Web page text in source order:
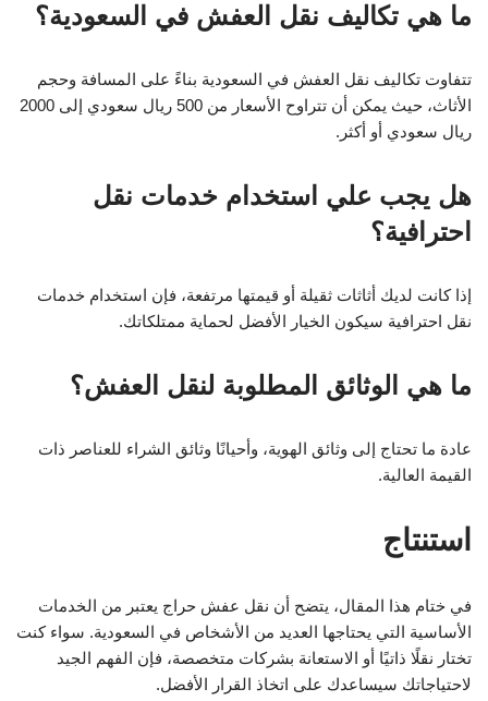
ما هي تكاليف نقل العفش في السعودية؟
تتفاوت تكاليف نقل العفش في السعودية بناءً على المسافة وحجم
الأثاث، حيث يمكن أن تتراوح الأسعار من 500 ريال سعودي إلى 2000
ريال سعودي أو أكثر.
هل يجب علي استخدام خدمات نقل
احترافية؟
إذا كانت لديك أثاثات ثقيلة أو قيمتها مرتفعة، فإن استخدام خدمات
نقل احترافية سيكون الخيار الأفضل لحماية ممتلكاتك.
ما هي الوثائق المطلوبة لنقل العفش؟
عادة ما تحتاج إلى وثائق الهوية، وأحيانًا وثائق الشراء للعناصر ذات
القيمة العالية.
استنتاج
في ختام هذا المقال، يتضح أن نقل عفش حراج يعتبر من الخدمات
الأساسية التي يحتاجها العديد من الأشخاص في السعودية. سواء كنت
تختار نقلًا ذاتيًا أو الاستعانة بشركات متخصصة، فإن الفهم الجيد
لاحتياجاتك سيساعدك على اتخاذ القرار الأفضل.